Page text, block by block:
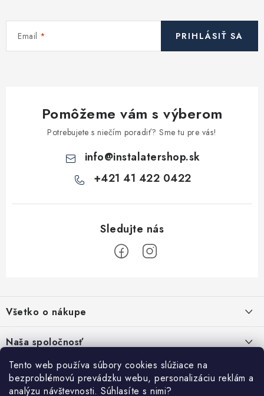
Tento web používa súbory cookies slúžiace na
bezproblémovú prevádzku webu, personalizáciu reklám a
analýzu návštevnosti. Súhlasíte s nimi?
Email PRIHLÁSIŤ SA
Pomôžeme vám s výberom
Potrebujete s niečím poradiť? Sme tu pre vás!
info@instalatershop.sk
+421 41 422 0422
p
ä
t
Všetko o nákupe
Obchodné podmienky
Naša spoločnosť
SHOWROOM - poradňa pre vaše projekty
Prihlásenie
E-mail